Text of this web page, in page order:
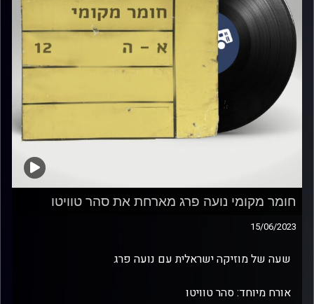
חומר מקומי נועה פרג מארחת את סהר טוויטו
15/06/2023
שעה של מוזיקה ישראלית עם נועה פרג
אורח מיוחד: סהר טוויטו